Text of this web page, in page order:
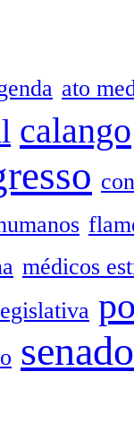
ato
calango
médicos
senado